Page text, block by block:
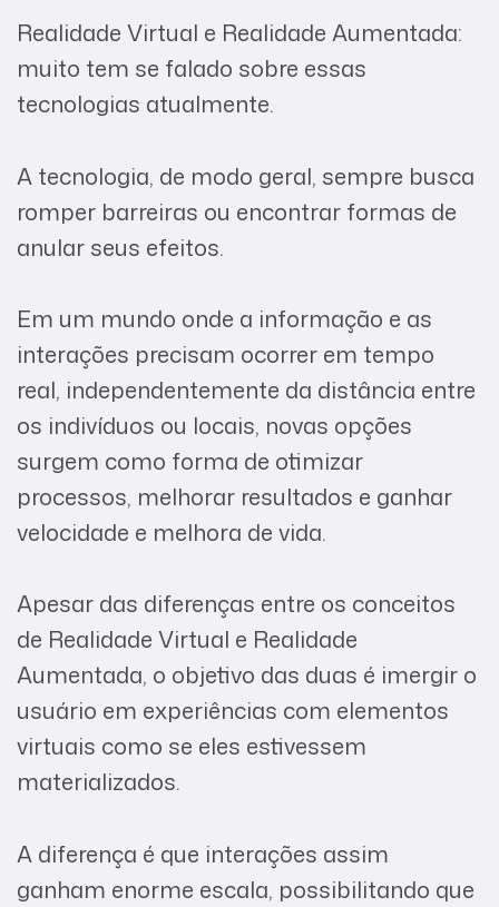
Realidade Virtual e Realidade Aumentada:
muito tem se falado sobre essas
tecnologias atualmente.
A tecnologia, de modo geral, sempre busca
romper barreiras ou encontrar formas de
anular seus efeitos.
Em um mundo onde a informação e as
interações precisam ocorrer em tempo
real, independentemente da distância entre
os indivíduos ou locais, novas opções
surgem como forma de otimizar
processos, melhorar resultados e ganhar
velocidade e melhora de vida.
Apesar das diferenças entre os conceitos
de Realidade Virtual e Realidade
Aumentada, o objetivo das duas é imergir o
usuário em experiências com elementos
virtuais como se eles estivessem
materializados.
A diferença é que interações assim
ganham enorme escala, possibilitando que